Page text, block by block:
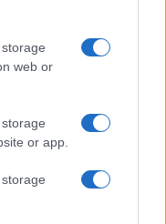
web or
or app.
le kitten heels: